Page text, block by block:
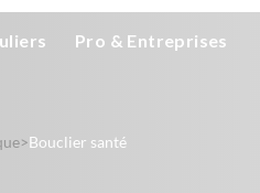
Pro & Entreprises
>Bouclier santé